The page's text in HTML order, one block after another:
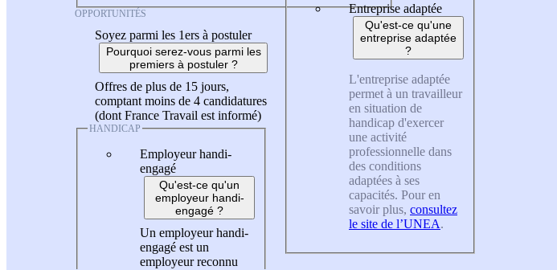
OPPORTUNITÉS
Soyez parmi les 1ers à postuler
Pourquoi serez-vous parmi les
premiers à postuler ?
Offres de plus de 15 jours,
comptant moins de 4 candidatures
(dont France Travail est informé)
HANDICAP
Employeur handi-
engagé
Qu'est-ce qu'un
employeur handi-
engagé ?
Un employeur handi-
engagé est un
employeur reconnu
Entreprise adaptée
Qu'est-ce qu'une
entreprise adaptée
?
L'entreprise adaptée
permet à un travailleur
en situation de
handicap d'exercer
une activité
professionnelle dans
des conditions
adaptées à ses
capacités. Pour en
savoir plus, consultez
le site de l’UNEA.